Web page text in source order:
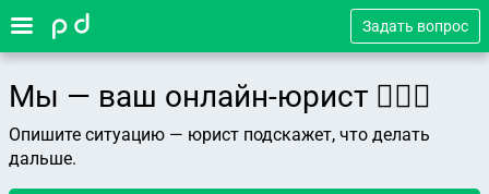
Задать вопрос
Мы — ваш онлайн-юрист 👨🏻‍⚖️
Опишите ситуацию — юрист подскажет, что делать
дальше.